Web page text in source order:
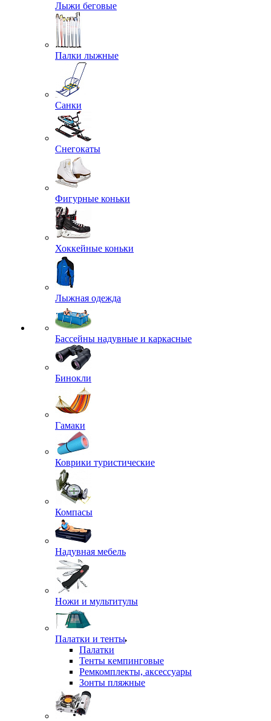
Лыжи беговые
Палки лыжные
Санки
Снегокаты
Фигурные коньки
Хоккейные коньки
Лыжная одежда
Бассейны надувные и каркасные
Бинокли
Гамаки
Коврики туристические
Компасы
Надувная мебель
Ножи и мультитулы
Палатки и тенты
Палатки
Тенты кемпинговые
Ремкомплекты, аксессуары
Зонты пляжные